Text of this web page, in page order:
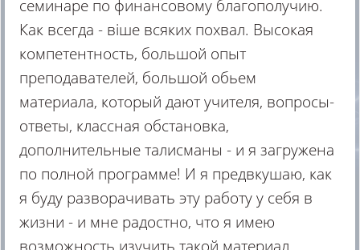
семинаре по финансовому благополучию.
Как всегда - віше всяких похвал. Высокая
компетентность, большой опыт
преподавателей, большой обьем
материала, который дают учителя, вопросы-
ответы, классная обстановка,
дополнительные талисманы - и я загружена
по полной программе! И я предвкушаю, как
я буду разворачивать эту работу у себя в
жизни - и мне радостно, что я имею